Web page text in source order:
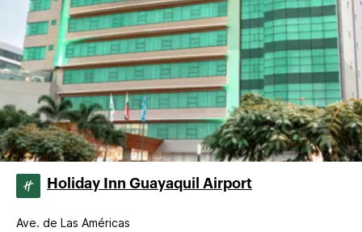
Holiday Inn Guayaquil Airport
Ave. de Las Américas